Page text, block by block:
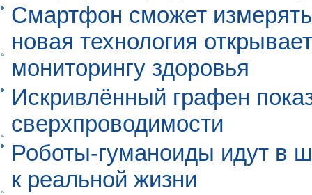
Смартфон сможет
новая технология
мониторингу здоровья
Искривлённый графен
сверхпроводимости
Роботы-гуманоиды идут в
к реальной жизни